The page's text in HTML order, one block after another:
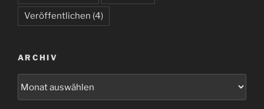
Veröffentlichen (4)
ARCHIV